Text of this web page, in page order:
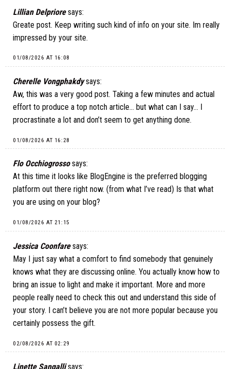
Lillian Delpriore says:
Greate post. Keep writing such kind of info on your site. Im really
impressed by your site.
01/08/2026 AT 16:08
Cherelle Vongphakdy says:
Aw, this was a very good post. Taking a few minutes and actual
effort to produce a top notch article… but what can I say… I
procrastinate a lot and don’t seem to get anything done.
01/08/2026 AT 16:28
Flo Occhiogrosso says:
At this time it looks like BlogEngine is the preferred blogging
platform out there right now. (from what I’ve read) Is that what
you are using on your blog?
01/08/2026 AT 21:15
Jessica Coonfare says:
May I just say what a comfort to find somebody that genuinely
knows what they are discussing online. You actually know how to
bring an issue to light and make it important. More and more
people really need to check this out and understand this side of
your story. I can’t believe you are not more popular because you
certainly possess the gift.
02/08/2026 AT 02:29
Linette Sangalli says: